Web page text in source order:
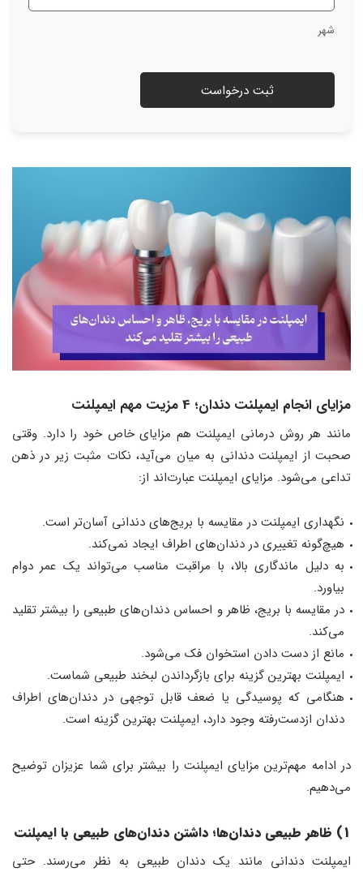
شهر
مزایای انجام ایمپلنت دندان؛ 4 مزیت مهم ایمپلنت
مانند هر روش درمانی ایمپلنت هم مزایای خاص خود را دارد. وقتی
صحبت از ایمپلنت دندانی به میان می‌آید، نکات مثبت زیر در ذهن
تداعی می‌شود. مزایای ایمپلنت عبارت‌اند از:
نگهداری ایمپلنت در مقایسه با بریج‌های دندانی آسان‌تر است.
هیچ‌گونه تغییری در دندان‌های اطراف ایجاد نمی‌کند.
به دلیل ماندگاری بالا، با مراقبت مناسب می‌تواند یک عمر دوام
بیاورد.
در مقایسه با بریج، ظاهر و احساس دندان‌های طبیعی را بیشتر تقلید
می‌کند.
مانع از دست دادن استخوان فک می‌شود.
ایمپلنت بهترین گزینه برای بازگرداندن لبخند طبیعی شماست.
هنگامی که پوسیدگی یا ضعف قابل توجهی در دندان‌های اطراف
دندان ازدست‌رفته وجود دارد، ایمپلنت بهترین گزینه است.
در ادامه مهم‌ترین مزایای ایمپلنت را بیشتر برای شما عزیزان توضیح
می‌دهیم.
1) ظاهر طبیعی دندان‌ها؛ داشتن دندان‌های طبیعی با ایمپلنت
ایمپلنت دندانی مانند یک دندان طبیعی به نظر می‌رسند. حتی